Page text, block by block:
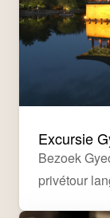
Excursie
Bezoek
privétour